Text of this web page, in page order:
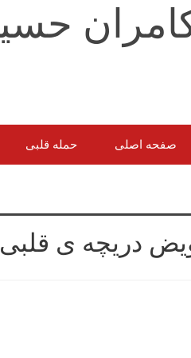
صفحه اصلی حمله قلبی
دریچه ی قلبی